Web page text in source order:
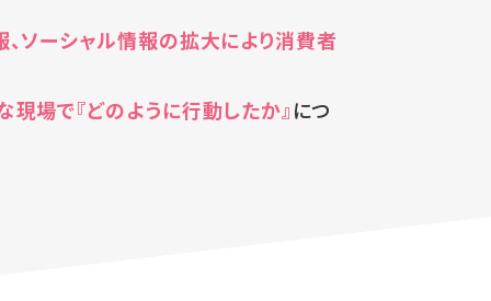
、ソーシャル情報の拡大により消費者
場で『どのように行動したか』につ